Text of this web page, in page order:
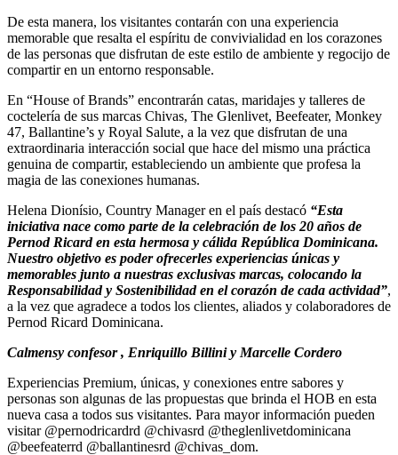
De esta manera, los visitantes contarán con una experiencia
memorable que resalta el espíritu de convivialidad en los corazones
de las personas que disfrutan de este estilo de ambiente y regocijo de
compartir en un entorno responsable.
En “House of Brands” encontrarán catas, maridajes y talleres de
coctelería de sus marcas Chivas, The Glenlivet, Beefeater, Monkey
47, Ballantine’s y Royal Salute, a la vez que disfrutan de una
extraordinaria interacción social que hace del mismo una práctica
genuina de compartir, estableciendo un ambiente que profesa la
magia de las conexiones humanas.
Helena Dionísio, Country Manager en el país destacó “Esta
iniciativa nace como parte de la celebración de los 20 años de
Pernod Ricard en esta hermosa y cálida República Dominicana.
Nuestro objetivo es poder ofrecerles experiencias únicas y
memorables junto a nuestras exclusivas marcas, colocando la
Responsabilidad y Sostenibilidad en el corazón de cada actividad”,
a la vez que agradece a todos los clientes, aliados y colaboradores de
Pernod Ricard Dominicana.
Calmensy confesor , Enriquillo Billini y Marcelle Cordero
Experiencias Premium, únicas, y conexiones entre sabores y
personas son algunas de las propuestas que brinda el HOB en esta
nueva casa a todos sus visitantes. Para mayor información pueden
visitar @pernodricardrd @chivasrd @theglenlivetdominicana
@beefeaterrd @ballantinesrd @chivas_dom.